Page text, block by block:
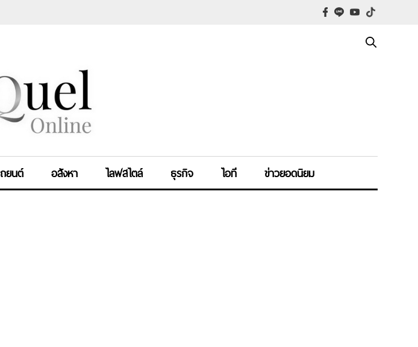
ยนต์ อสังหา ไลฟสไตล์ ธุรกิจ ไอที ข่าวยอดนิยม